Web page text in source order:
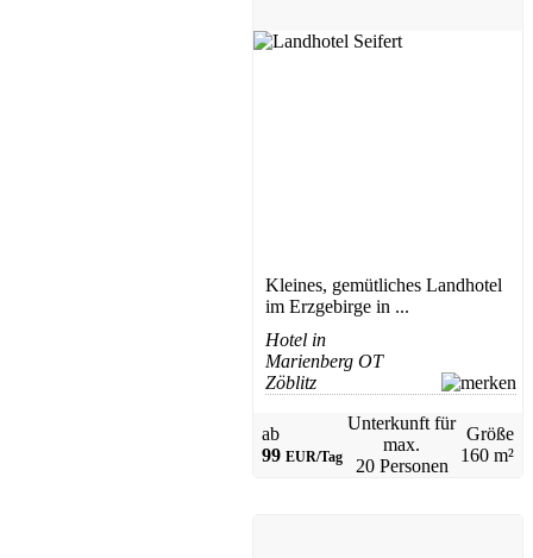
Kleines, gemütliches Landhotel
im Erzgebirge in ...
Hotel in
Marienberg OT
Zöblitz
ab
99 EUR/Tag
Unterkunft für
max.
20 Personen
Größe
160 m²